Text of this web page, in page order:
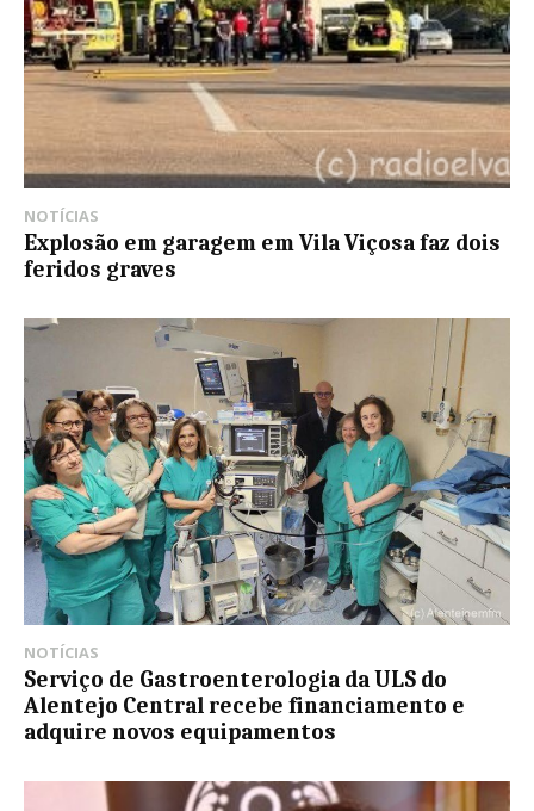
NOTÍCIAS
Explosão em garagem em Vila Viçosa faz dois
feridos graves
NOTÍCIAS
Serviço de Gastroenterologia da ULS do
Alentejo Central recebe financiamento e
adquire novos equipamentos